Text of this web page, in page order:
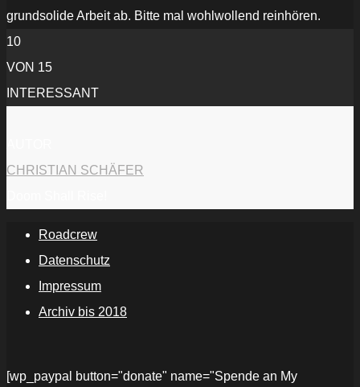
grundsolide Arbeit ab. Bitte mal wohlwollend reinhören.
10
VON 15
INTERESSANT
CHRISTIAN SCHÄFER
Roadcrew
Datenschutz
Impressum
Archiv bis 2018
[wp_paypal button="donate" name="Spende an My